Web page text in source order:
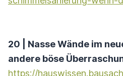
20 | Nasse Wände im
andere böse
https://